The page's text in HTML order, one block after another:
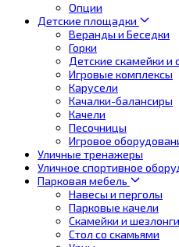
Опции
Детские площадки
Веранды и Беседки
Горки
Детские скамейки и
Игровые комплексы
Карусели
Качалки-балансиры
Качели
Песочницы
Игровое
Уличные тренажеры
Уличное спортивное
Парковая мебель
Навесы и перголы
Парковые качели
Скамейки и шезлонги
Стол со скамьями